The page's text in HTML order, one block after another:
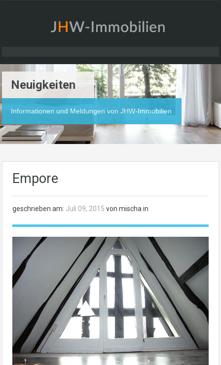
Neuigkeiten
Informationen und Meldungen von JHW-Immobilien
Empore
geschrieben am: Juli 09, 2015 von mischa in